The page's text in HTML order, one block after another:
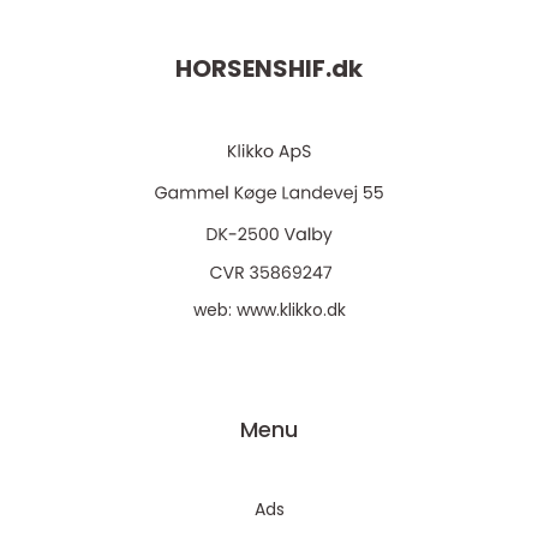
HORSENSHIF.dk
web: www.klikko.dk
Menu
Ads